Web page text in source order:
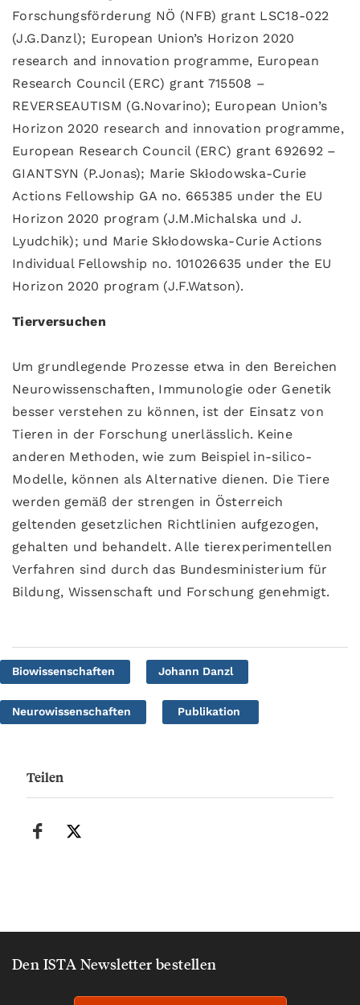
Forschungsförderung NÖ (NFB) grant LSC18-022
(J.G.Danzl); European Union’s Horizon 2020
research and innovation programme, European
Research Council (ERC) grant 715508 –
REVERSEAUTISM (G.Novarino); European Union’s
Horizon 2020 research and innovation programme,
European Research Council (ERC) grant 692692 –
GIANTSYN (P.Jonas); Marie Skłodowska-Curie
Actions Fellowship GA no. 665385 under the EU
Horizon 2020 program (J.M.Michalska und J.
Lyudchik); und Marie Skłodowska-Curie Actions
Individual Fellowship no. 101026635 under the EU
Horizon 2020 program (J.F.Watson).
Tierversuchen
Um grundlegende Prozesse etwa in den Bereichen
Neurowissenschaften, Immunologie oder Genetik
besser verstehen zu können, ist der Einsatz von
Tieren in der Forschung unerlässlich. Keine
anderen Methoden, wie zum Beispiel in-silico-
Modelle, können als Alternative dienen. Die Tiere
werden gemäß der strengen in Österreich
geltenden gesetzlichen Richtlinien aufgezogen,
gehalten und behandelt. Alle tierexperimentellen
Verfahren sind durch das Bundesministerium für
Bildung, Wissenschaft und Forschung genehmigt.
Biowissenschaften Johann Danzl
Neurowissenschaften Publikation
Teilen
Den ISTA Newsletter bestellen